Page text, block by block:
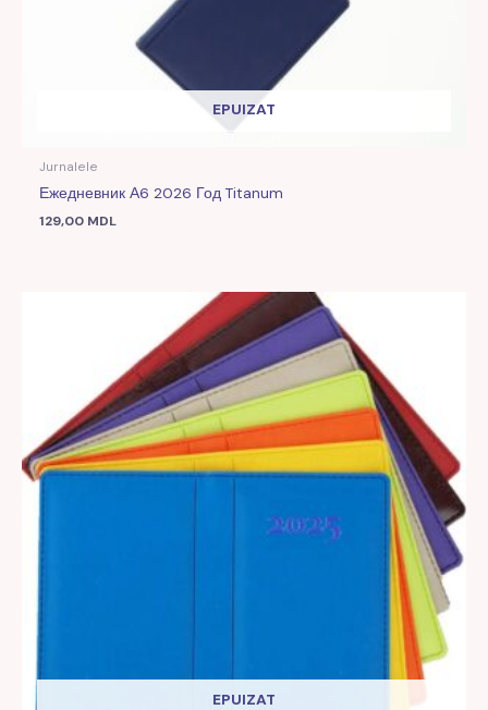
EPUIZAT
Jurnalele
Ежедневник А6 2026 Год Titanum
129,00 MDL
EPUIZAT